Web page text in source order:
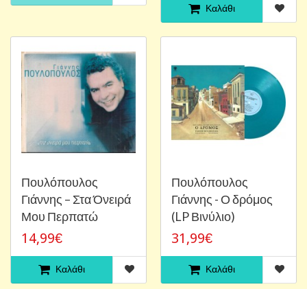
Καλάθι
Πουλόπουλος
Γιάννης ‎– Στα Όνειρά
Μου Περπατώ
14,99€
Καλάθι
Πουλόπουλος
Γιάννης - Ο δρόμος
(LP Βινύλιο)
31,99€
Καλάθι